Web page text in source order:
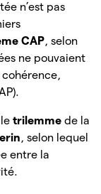
n’est pas
CAP, selon
ne pouvaient
trilemme de la
, selon lequel
entre la